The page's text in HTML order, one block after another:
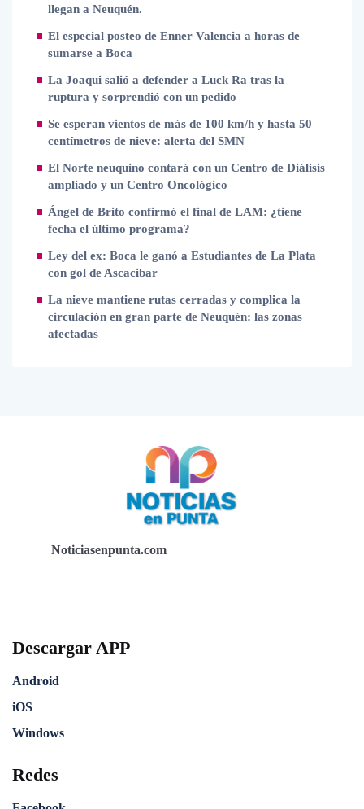
llegan a Neuquén.
El especial posteo de Enner Valencia a horas de
sumarse a Boca
La Joaqui salió a defender a Luck Ra tras la
ruptura y sorprendió con un pedido
Se esperan vientos de más de 100 km/h y hasta 50
centímetros de nieve: alerta del SMN
El Norte neuquino contará con un Centro de Diálisis
ampliado y un Centro Oncológico
Ángel de Brito confirmó el final de LAM: ¿tiene
fecha el último programa?
Ley del ex: Boca le ganó a Estudiantes de La Plata
con gol de Ascacibar
La nieve mantiene rutas cerradas y complica la
circulación en gran parte de Neuquén: las zonas
afectadas
Noticiasenpunta.com
Descargar APP
Android
iOS
Windows
Redes